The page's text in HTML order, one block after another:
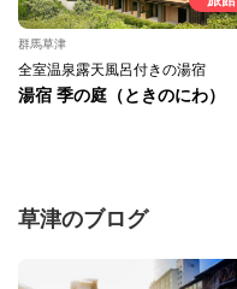
群馬草津
全室温泉露天風呂付きの湯宿
湯宿 季の庭（ときのにわ）
草津のブログ